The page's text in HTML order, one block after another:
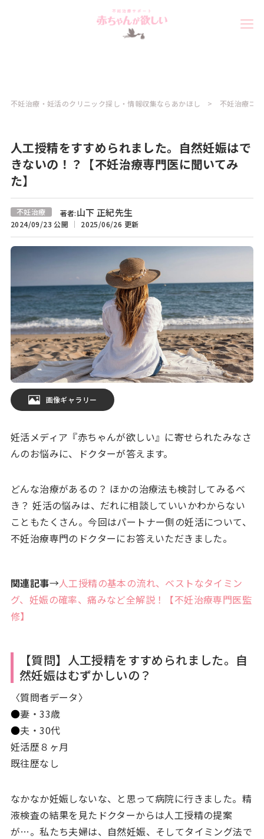
不妊治療・妊活のクリニック探し・情報収集ならあかほし 不妊治療コ
人工授精をすすめられました。自然妊娠はで
きないの！？【不妊治療専門医に聞いてみ
た】
不妊治療 著者:山下 正紀先生
2024/09/23 公開 2025/06/26 更新
画像ギャラリー
妊活メディア『赤ちゃんが欲しい』に寄せられたみなさ
んのお悩みに、ドクターが答えます。
どんな治療があるの？ ほかの治療法も検討してみるべ
き？ 妊活の悩みは、だれに相談していいかわからない
こともたくさん。今回はパートナー側の妊活について、
不妊治療専門のドクターにお答えいただきました。
関連記事→人工授精の基本の流れ、ベストなタイミン
グ、妊娠の確率、痛みなど全解説！【不妊治療専門医監
修】
【質問】人工授精をすすめられました。自
然妊娠はむずかしいの？
〈質問者データ〉
●妻・33歳
●夫・30代
妊活歴８ヶ月
既往歴なし
なかなか妊娠しないな、と思って病院に行きました。精
液検査の結果を見たドクターからは人工授精の提案
が…。私たち夫婦は、自然妊娠、そしてタイミング法で